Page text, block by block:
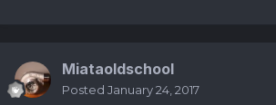
Miataoldschool
Posted January 24, 2017